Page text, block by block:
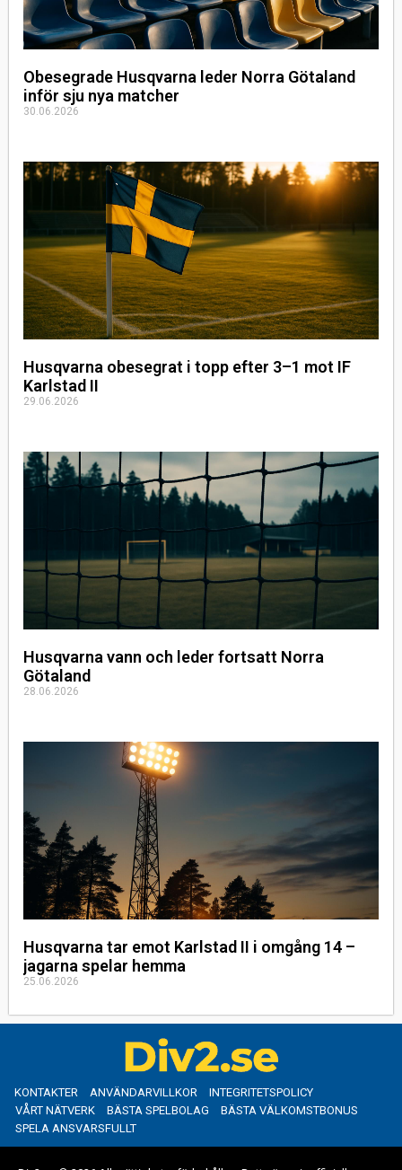
Obesegrade Husqvarna leder Norra Götaland
inför sju nya matcher
30.06.2026
Husqvarna obesegrat i topp efter 3–1 mot IF
Karlstad II
29.06.2026
Husqvarna vann och leder fortsatt Norra
Götaland
28.06.2026
Husqvarna tar emot Karlstad II i omgång 14 –
jagarna spelar hemma
25.06.2026
KONTAKTER ANVÄNDARVILLKOR
INTEGRITETSPOLICY
VÅRT NÄTVERK
BÄSTA SPELBOLAG
BÄSTA VÄLKOMSTBONUS
SPELA ANSVARSFULLT